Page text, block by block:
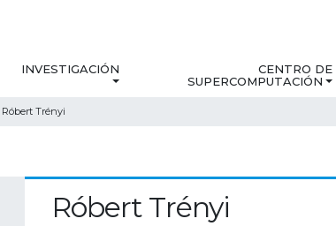
INVESTIGACIÓN
CENTRO DE
SUPERCOMPUTACIÓN
Róbert Trényi
Róbert Trényi